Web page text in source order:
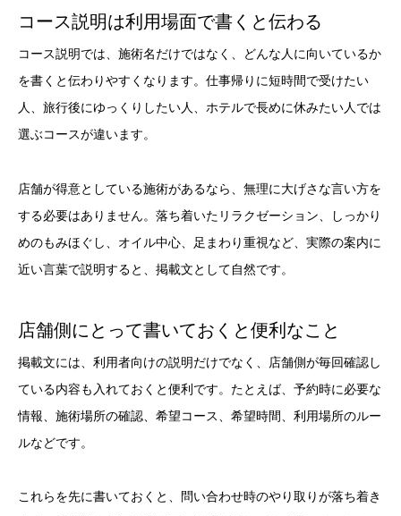
コース説明は利用場面で書くと伝わる
コース説明では、施術名だけではなく、どんな人に向いているか
を書くと伝わりやすくなります。仕事帰りに短時間で受けたい
人、旅行後にゆっくりしたい人、ホテルで長めに休みたい人では
選ぶコースが違います。
店舗が得意としている施術があるなら、無理に大げさな言い方を
する必要はありません。落ち着いたリラクゼーション、しっかり
めのもみほぐし、オイル中心、足まわり重視など、実際の案内に
近い言葉で説明すると、掲載文として自然です。
店舗側にとって書いておくと便利なこと
掲載文には、利用者向けの説明だけでなく、店舗側が毎回確認し
ている内容も入れておくと便利です。たとえば、予約時に必要な
情報、施術場所の確認、希望コース、希望時間、利用場所のルー
ルなどです。
これらを先に書いておくと、問い合わせ時のやり取りが落ち着き